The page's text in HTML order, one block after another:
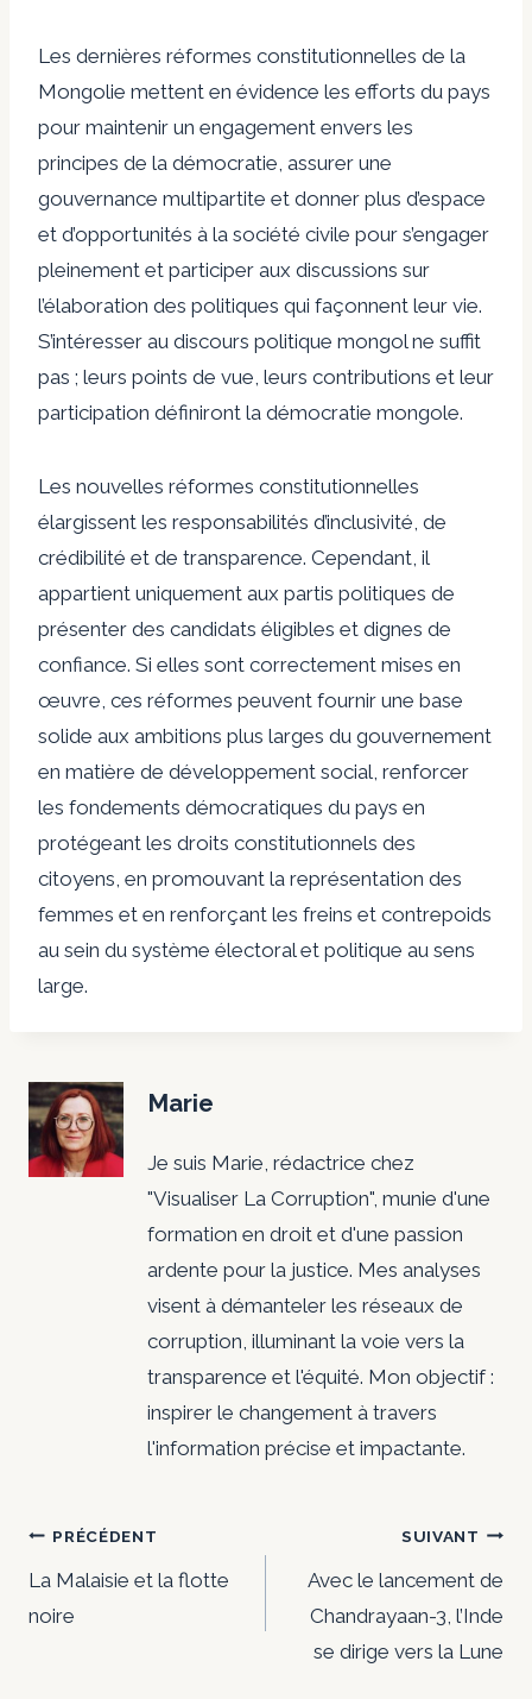
Les dernières réformes constitutionnelles de la
Mongolie mettent en évidence les efforts du pays
pour maintenir un engagement envers les
principes de la démocratie, assurer une
gouvernance multipartite et donner plus d’espace
et d’opportunités à la société civile pour s’engager
pleinement et participer aux discussions sur
l’élaboration des politiques qui façonnent leur vie.
S’intéresser au discours politique mongol ne suffit
pas ; leurs points de vue, leurs contributions et leur
participation définiront la démocratie mongole.
Les nouvelles réformes constitutionnelles
élargissent les responsabilités d’inclusivité, de
crédibilité et de transparence. Cependant, il
appartient uniquement aux partis politiques de
présenter des candidats éligibles et dignes de
confiance. Si elles sont correctement mises en
œuvre, ces réformes peuvent fournir une base
solide aux ambitions plus larges du gouvernement
en matière de développement social, renforcer
les fondements démocratiques du pays en
protégeant les droits constitutionnels des
citoyens, en promouvant la représentation des
femmes et en renforçant les freins et contrepoids
au sein du système électoral et politique au sens
large.
Marie
Je suis Marie, rédactrice chez
"Visualiser La Corruption", munie d'une
formation en droit et d'une passion
ardente pour la justice. Mes analyses
visent à démanteler les réseaux de
corruption, illuminant la voie vers la
transparence et l'équité. Mon objectif :
inspirer le changement à travers
l'information précise et impactante.
Navigation
de
PRÉCÉDENT
La Malaisie et la flotte
noire
SUIVANT
Avec le lancement de
Chandrayaan-3, l’Inde
se dirige vers la Lune